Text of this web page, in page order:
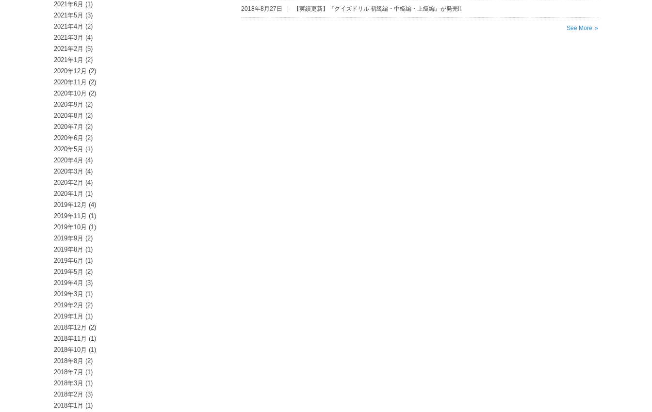
2018年8月27日 【実績更新】『クイズドリル 初級編・中級編・上級編』が発売!!
See More
2021年6月 (1)
2021年5月 (3)
2021年4月 (2)
2021年3月 (4)
2021年2月 (5)
2021年1月 (2)
2020年12月 (2)
2020年11月 (2)
2020年10月 (2)
2020年9月 (2)
2020年8月 (2)
2020年7月 (2)
2020年6月 (2)
2020年5月 (1)
2020年4月 (4)
2020年3月 (4)
2020年2月 (4)
2020年1月 (1)
2019年12月 (4)
2019年11月 (1)
2019年10月 (1)
2019年9月 (2)
2019年8月 (1)
2019年6月 (1)
2019年5月 (2)
2019年4月 (3)
2019年3月 (1)
2019年2月 (2)
2019年1月 (1)
2018年12月 (2)
2018年11月 (1)
2018年10月 (1)
2018年8月 (2)
2018年7月 (1)
2018年3月 (1)
2018年2月 (3)
2018年1月 (1)